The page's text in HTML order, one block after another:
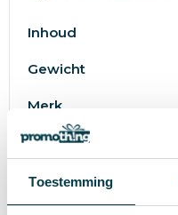
Toestemming
Inhoud
Gewicht
Merk
Materiaal
EAN-code